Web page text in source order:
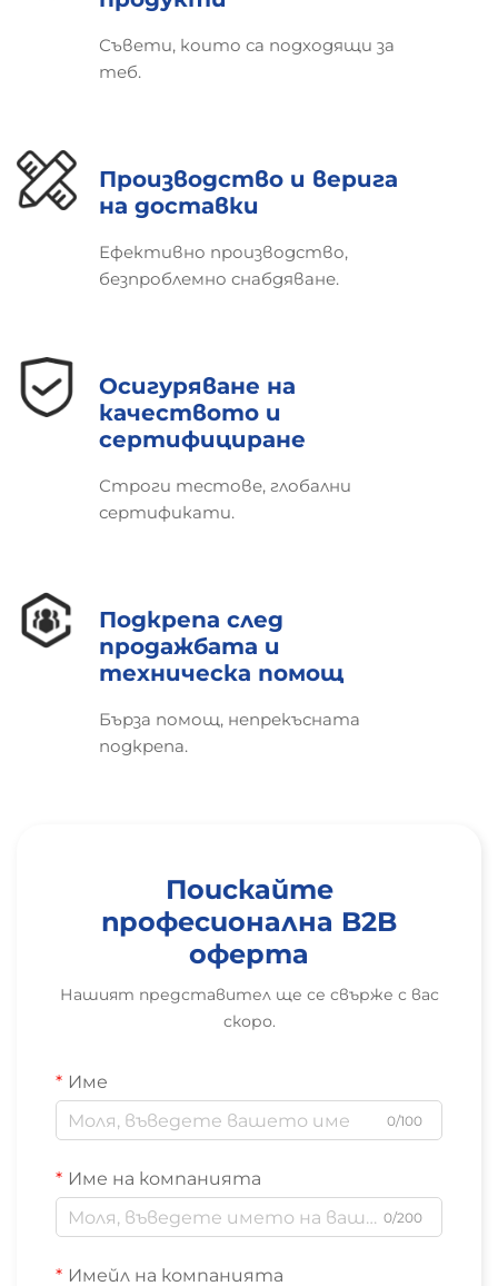
Съвети, които са подходящи за
теб.
Производство и верига
на доставки
Ефективно производство,
безпроблемно снабдяване.
Осигуряване на
качеството и
сертифициране
Строги тестове, глобални
сертификати.
Подкрепа след
продажбата и
техническа помощ
Бърза помощ, непрекъсната
подкрепа.
Поискайте
професионална B2B
оферта
Нашият представител ще се свърже с вас
скоро.
Име
0/100
Име на компанията
0/200
Имейл на компанията